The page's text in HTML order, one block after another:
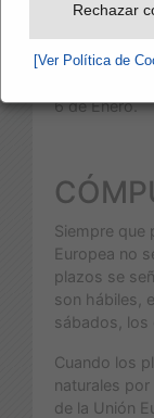
Rechazar
[Ver Política de
1 de Enero.
6 de Enero.
Siempre que
Europea no
plazos se
son hábiles,
sábados, los
Cuando los
naturales
de la Unión